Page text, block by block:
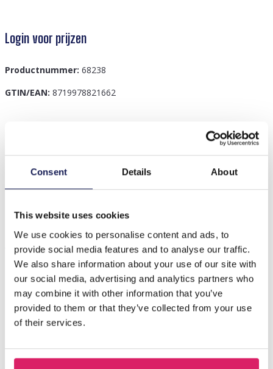
Consent Details About
This website uses cookies
We use cookies to personalise content and ads, to
provide social media features and to analyse our traffic.
We also share information about your use of our site with
our social media, advertising and analytics partners who
may combine it with other information that you’ve
provided to them or that they’ve collected from your use
of their services.
Login voor prijzen
Productnummer: 68238
GTIN/EAN: 8719978821662
perfecte oplossing voor het presenteren van uw
gekoesterde sieradenstu…Meer
Anderen kochten ook